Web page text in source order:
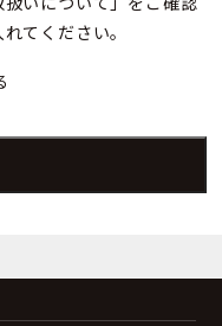
しくはその代理
連絡先
てください。